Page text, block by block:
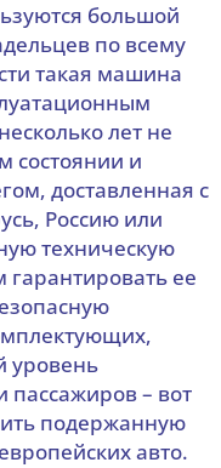
большой
по всему
такая машина
лет не
состоянии и
доставленная с
Россию или
техническую
гарантировать ее
уровень
– вот
подержанную
авто.